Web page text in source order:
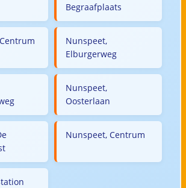
Begraafplaats
Nunspeet,
Elburgerweg
Nunspeet,
Oosterlaan
Nunspeet, Centrum